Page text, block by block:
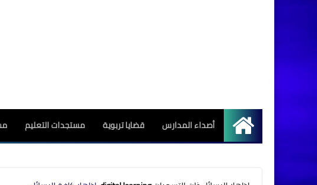
الرئيسية
أصداء المدارس قضايا تربوية مستجدات التعليم